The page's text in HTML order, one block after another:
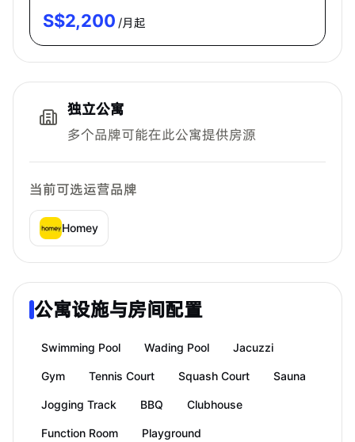
S$2,200 /月起
独立公寓
多个品牌可能在此公寓提供房源
当前可选运营品牌
Homey
公寓设施与房间配置
Swimming Pool Wading Pool Jacuzzi
Gym Tennis Court Squash Court Sauna
Jogging Track BBQ Clubhouse
Function Room Playground